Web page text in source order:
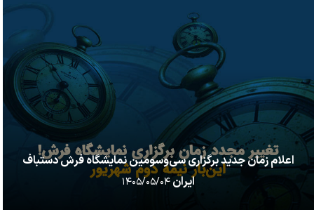
اعلام زمان جدید برگزاری سی‌وسومین نمایشگاه فرش دستباف
ایران۱۴۰۵/۰۵/۰۴